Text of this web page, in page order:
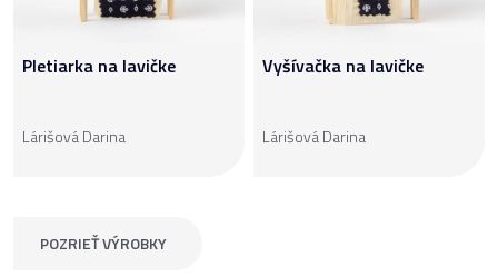
Pletiarka na lavičke
Lárišová Darina
Vyšívačka na lavičke
Lárišová Darina
POZRIEŤ VÝROBKY